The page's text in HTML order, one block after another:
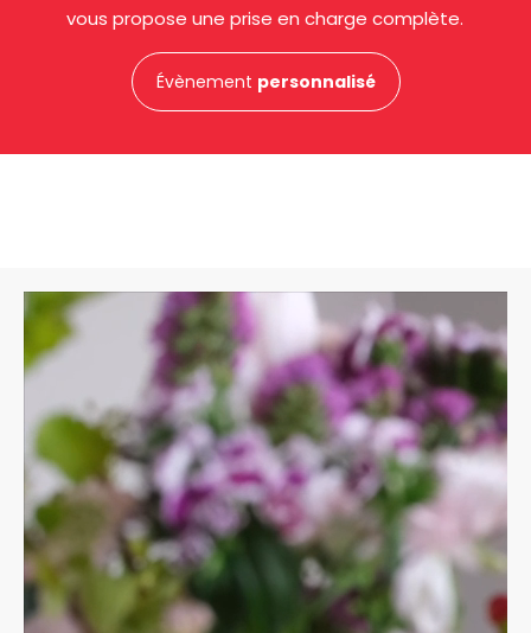
vous propose une prise en charge complète.
Évènement personnalisé